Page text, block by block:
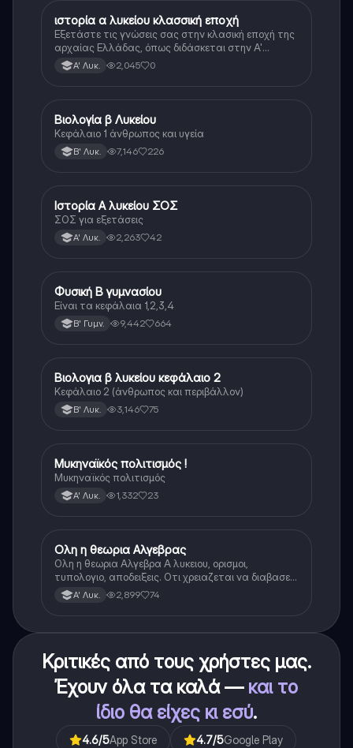
Ιστορία
ιστορία α λυκείου κλασσική εποχή
Εξετάστε τις γνώσεις σας στην κλασική εποχή της
αρχαίας Ελλάδας, όπως διδάσκεται στην Α'
Λυκείου.Α' Λυκ. 2,045 0
Βιολογία
Βιολογία β Λυκείου
Κεφάλαιο 1 άνθρωπος και υγεία
Β' Λυκ. 7,146 226
Ιστορία
Ιστορία Α λυκείου ΣΟΣ
ΣΟΣ για εξετάσεις
Α' Λυκ. 2,263 42
Φυσική
Φυσική Β γυμνασίου
Είναι τα κεφάλαια 1,2,3,4
Β' Γυμν. 9,442 664
Βιολογία
Βιολογια β λυκείου κεφάλαιο 2
Κεφάλαιο 2 (άνθρωπος και περιβάλλον)
Β' Λυκ. 3,146 75
Ιστορία
Μυκηναϊκός πολιτισμός !
Μυκηναϊκός πολιτισμός
Α' Λυκ. 1,332 23
Μαθηματικά
Ολη η θεωρια Αλγεβρας
Ολη η θεωρια Αλγεβρα Α λυκειου, ορισμοι,
τυπολογιο, αποδειξεις. Οτι χρειαζεται να διαβασεις
για το θεωρητικο κομματι της αλγεβρας.
Α' Λυκ. 2,899 74
Κριτικές από τους χρήστες μας.
Έχουν όλα τα καλά — και το
ίδιο θα είχες κι εσύ.
4.6/5App Store 4.7/5Google Play